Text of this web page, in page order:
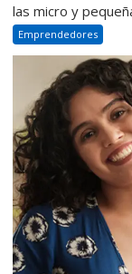
las micro y
Emprendedores